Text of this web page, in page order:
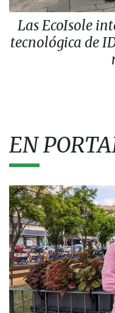
Las EcoIsole
tecnológica de
EN